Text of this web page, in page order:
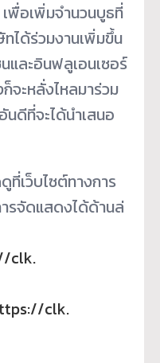
พื่อเพิ่มจำนวนบูธที่
ได้ร่วมงานเพิ่มขึ้น
และอินฟลูเอนเซอร์
จะหลั่งไหลมาร่วม
นดีที่จะได้นำเสนอ
ที่เว็บไซต์ทางการ
รจัดแสดงได้ด้านล่
clk.
clk.